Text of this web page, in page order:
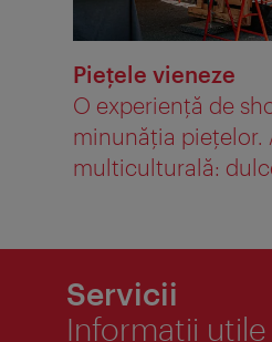
Pieţele vieneze
O experienţă de
minunăţia pieţelor.
multiculturală:
Servicii
Informaţii utile